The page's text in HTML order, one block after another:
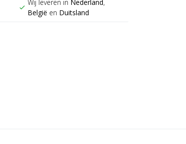
check
Wij leveren in Nederland,
België en Duitsland